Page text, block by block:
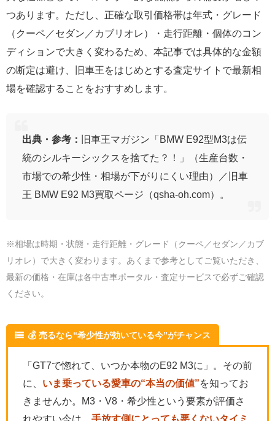
つあります。ただし、正確な取引価格帯は年式・グレード
（クーペ／セダン／カブリオレ）・走行距離・個体のコン
ディションで大きく変わるため、本記事では具体的な金額
の断定は避け、旧車王をはじめとする査定サイトで最新相
場を確認することをおすすめします。
出典・参考：
旧車王マガジン「BMW E92型M3は伝
統のシルキーシックスを捨てた？！」（生産台数・
市場での希少性・相場が下がりにくい理由）／旧車
王 BMW E92 M3買取ページ（qsha-oh.com）。
※相場は時期・状態・走行距離・グレード（クーペ／セダン／カブ
リオレ）で大きく変わります。あくまで参考としてご覧いただき、
最新の価格・在庫は各中古車ポータル・査定サービスで必ずご確認
ください。
💰 売るなら“希少性が効いている今”がチャンス
「GT7で惚れて、いつか本物のE92 M3に」。その前
に、 いま乗っている愛車の“本当の価値”を知ってお
きませんか。M3・V8・希少性という要素が評価さ
れやすい今は、 手放す側にとっても悪くないタイミ